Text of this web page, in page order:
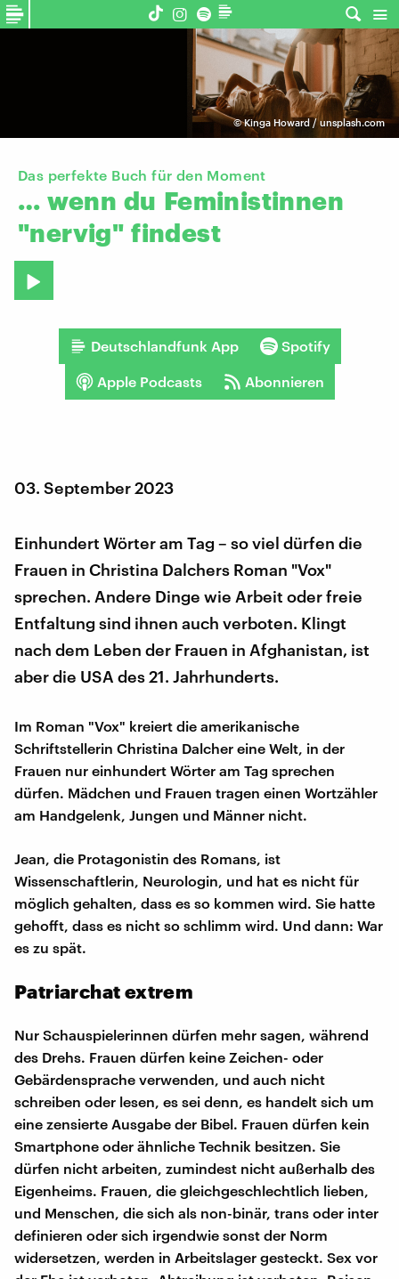
©Kinga Howard / unsplash.com
Das perfekte Buch für den Moment
… wenn du Feministinnen
"nervig" findest
Deutschlandfunk App Spotify
Apple Podcasts Abonnieren
03. September 2023
Einhundert Wörter am Tag – so viel dürfen die
Frauen in Christina Dalchers Roman "Vox"
sprechen. Andere Dinge wie Arbeit oder freie
Entfaltung sind ihnen auch verboten. Klingt
nach dem Leben der Frauen in Afghanistan, ist
aber die USA des 21. Jahrhunderts.
Im Roman "Vox" kreiert die amerikanische
Schriftstellerin Christina Dalcher eine Welt, in der
Frauen nur einhundert Wörter am Tag sprechen
dürfen. Mädchen und Frauen tragen einen Wortzähler
am Handgelenk, Jungen und Männer nicht.
Jean, die Protagonistin des Romans, ist
Wissenschaftlerin, Neurologin, und hat es nicht für
möglich gehalten, dass es so kommen wird. Sie hatte
gehofft, dass es nicht so schlimm wird. Und dann: War
es zu spät.
Patriarchat extrem
Nur Schauspielerinnen dürfen mehr sagen, während
des Drehs. Frauen dürfen keine Zeichen- oder
Gebärdensprache verwenden, und auch nicht
schreiben oder lesen, es sei denn, es handelt sich um
eine zensierte Ausgabe der Bibel. Frauen dürfen kein
Smartphone oder ähnliche Technik besitzen. Sie
dürfen nicht arbeiten, zumindest nicht außerhalb des
Eigenheims. Frauen, die gleichgeschlechtlich lieben,
und Menschen, die sich als non-binär, trans oder inter
definieren oder sich irgendwie sonst der Norm
widersetzen, werden in Arbeitslager gesteckt. Sex vor